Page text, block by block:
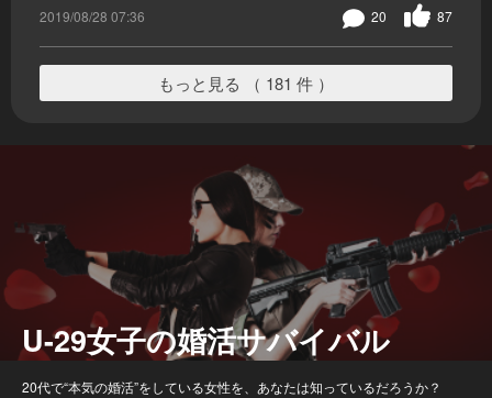
2019/08/28 07:36 87
20
もっと見る （ 181 件 ）
U-29女子の婚活サバイバル
20代で“本気の婚活”をしている女性を、あなたは知っているだろうか？